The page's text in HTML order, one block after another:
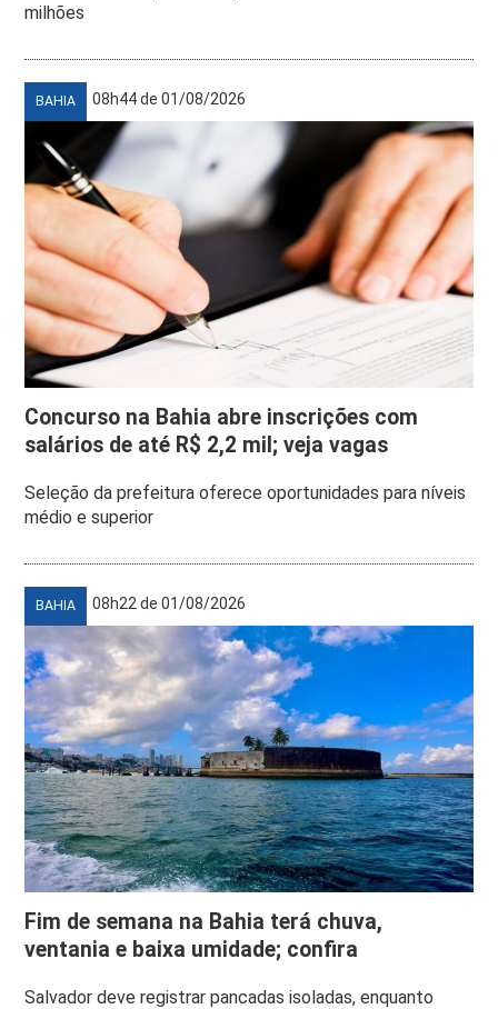
milhões
BAHIA 08h44 de 01/08/2026
Concurso na Bahia abre inscrições com
salários de até R$ 2,2 mil; veja vagas
Seleção da prefeitura oferece oportunidades para níveis
médio e superior
BAHIA 08h22 de 01/08/2026
Fim de semana na Bahia terá chuva,
ventania e baixa umidade; confira
Salvador deve registrar pancadas isoladas, enquanto